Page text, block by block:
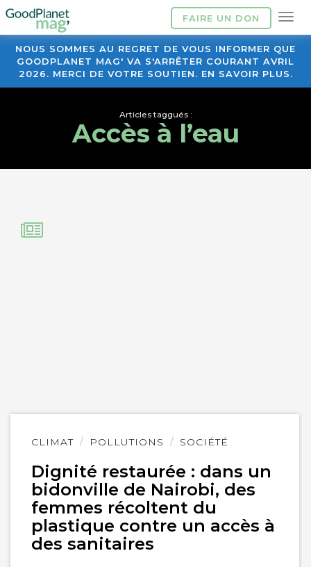
FAIRE UN DON
NOUS SOMMES AU REGRET DE VOUS INFORMER QUE
GOODPLANET MAG' VA S'ARRÊTER COURANT AVRIL
2026. MERCI DE VOTRE SOUTIEN. EN SAVOIR PLUS.
Articles taggués :
Accès à l’eau
CLIMAT POLLUTIONS SOCIÉTÉ
Dignité restaurée : dans un
bidonville de Nairobi, des
femmes récoltent du
plastique contre un accès à
des sanitaires
Lire